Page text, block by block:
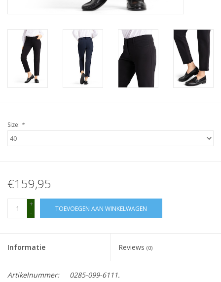
Size: *
€159,95
+
-
TOEVOEGEN AAN WINKELWAGEN
Informatie Reviews (0)
Artikelnummer:
0285-099-6111.